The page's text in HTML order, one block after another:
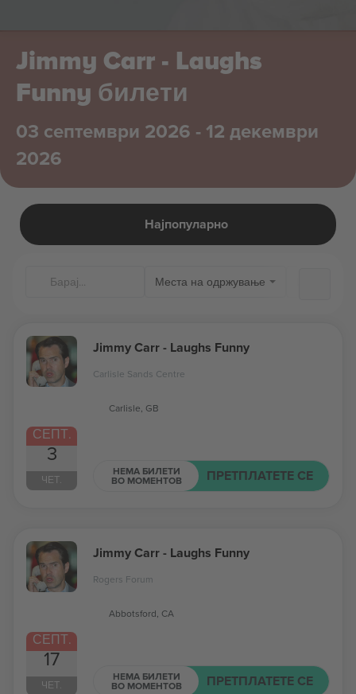
Jimmy Carr - Laughs
Funny билети
03 септември 2026 - 12 декември
2026
Најпопуларно
Места на одржување
СЕПТ.
3
ЧЕТ.
Jimmy Carr - Laughs Funny
Carlisle Sands Centre
Carlisle, GB
НЕМА БИЛЕТИ
ВО МОМЕНТОВ ПРЕТПЛАТЕТЕ СЕ
СЕПТ.
17
ЧЕТ.
Jimmy Carr - Laughs Funny
Rogers Forum
Abbotsford, CA
НЕМА БИЛЕТИ
ВО МОМЕНТОВ ПРЕТПЛАТЕТЕ СЕ